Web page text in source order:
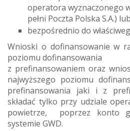
operatora wyznaczonego
pełni Poczta Polska S.A.) lub
bezpośrednio do
Wnioski o dofinansowanie w
poziomu dofinansowania
z prefinansowaniem oraz
najwyższego poziomu
prefinansowania jaki i z
składać tylko przy udziale
powietrze, poprzez konto
systemie GWD.